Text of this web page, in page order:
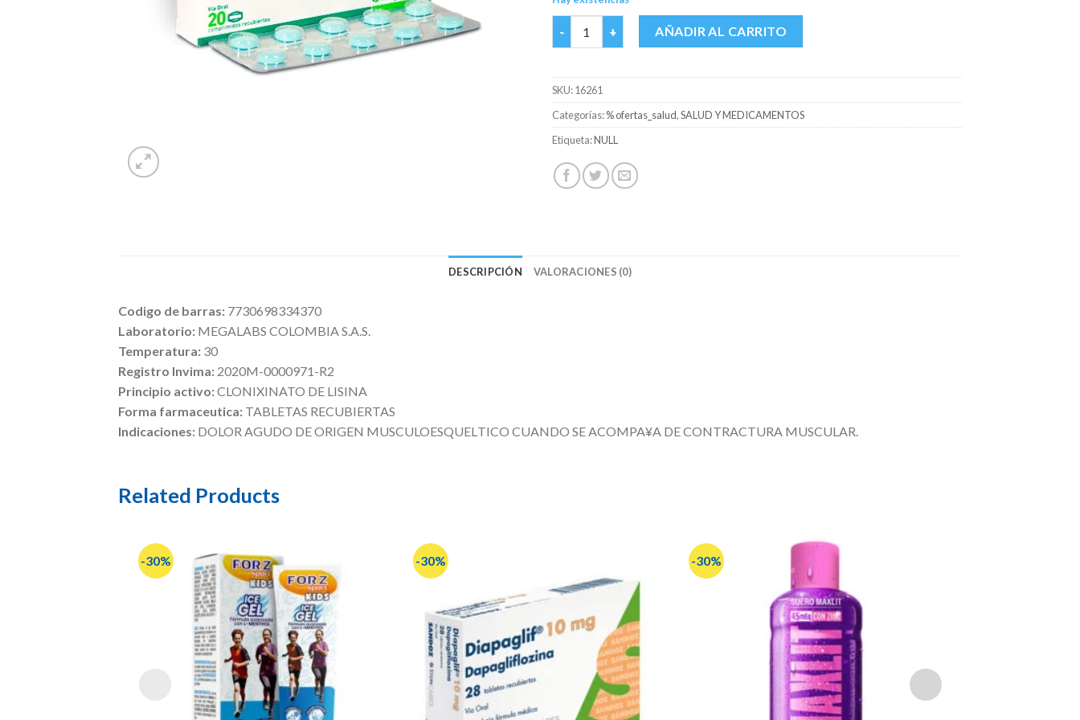
DORIXINA RELAX 125/5 MG CAJA X 20 COMP cantidad
AÑADIR AL CARRITO
SKU:16261
Categorías:% ofertas_salud,SALUD Y MEDICAMENTOS
Etiqueta:NULL
DESCRIPCIÓN VALORACIONES (0)
Codigo de barras: 7730698334370
Laboratorio: MEGALABS COLOMBIA S.A.S.
Temperatura: 30
Registro Invima: 2020M-0000971-R2
Principio activo:CLONIXINATO DE LISINA
Forma farmaceutica: TABLETAS RECUBIERTAS
Indicaciones: DOLOR AGUDO DE ORIGEN MUSCULOESQUELTICO CUANDO SE ACOMPA¥A DE CONTRACTURA MUSCULAR.
Related Products
-30% -30% -30%